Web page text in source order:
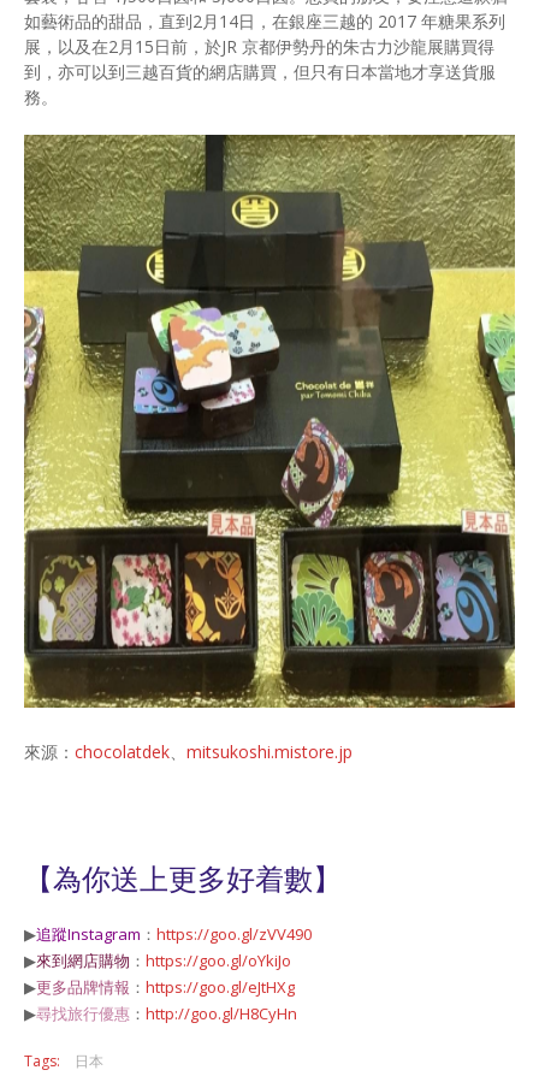
如藝術品的甜品，直到2月14日，在銀座三越的 2017 年糖果系列
展，以及在2月15日前，於JR 京都伊勢丹的朱古力沙龍展購買得
到，亦可以到三越百貨的網店購買，但只有日本當地才享送貨服
務。
來源： chocolatdek、 mitsukoshi.mistore.jp
【為你送上更多好着數】
▶追蹤Instagram ： https://goo.gl/zVV490
▶來到網店購物 ： https://goo.gl/oYkiJo
▶更多品牌情報 ： https://goo.gl/eJtHXg
▶尋找旅行優惠 ： http://goo.gl/H8CyHn
Tags: 日本